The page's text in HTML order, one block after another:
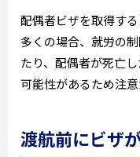
配偶者ビザを取得す
多くの場合、就労の
たり、配偶者が死亡
可能性があるため注意
渡航前にビザ